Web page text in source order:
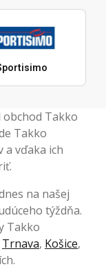
Takko
Takko
vďaka ich
na našej
týždňa.
Takko
Trnava, Košice,